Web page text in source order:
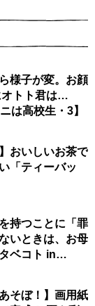
様子が変。お顔
トト君は…
は高校生・3】
おいしいお茶で
「ティーバッ
持つことに「罪
いときは、お母
ベコト in
そぼ！】画用紙